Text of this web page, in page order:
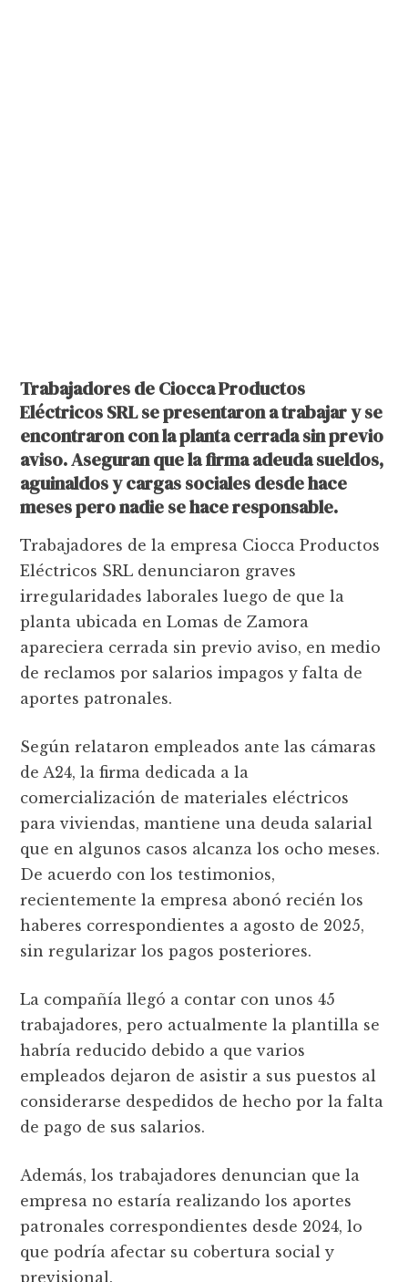
Trabajadores de Ciocca Productos
Eléctricos SRL se presentaron a trabajar y se
encontraron con la planta cerrada sin previo
aviso. Aseguran que la firma adeuda sueldos,
aguinaldos y cargas sociales desde hace
meses pero nadie se hace responsable.
Trabajadores de la empresa Ciocca Productos
Eléctricos SRL denunciaron graves
irregularidades laborales luego de que la
planta ubicada en Lomas de Zamora
apareciera cerrada sin previo aviso, en medio
de reclamos por salarios impagos y falta de
aportes patronales.
Según relataron empleados ante las cámaras
de A24, la firma dedicada a la
comercialización de materiales eléctricos
para viviendas, mantiene una deuda salarial
que en algunos casos alcanza los ocho meses.
De acuerdo con los testimonios,
recientemente la empresa abonó recién los
haberes correspondientes a agosto de 2025,
sin regularizar los pagos posteriores.
La compañía llegó a contar con unos 45
trabajadores, pero actualmente la plantilla se
habría reducido debido a que varios
empleados dejaron de asistir a sus puestos al
considerarse despedidos de hecho por la falta
de pago de sus salarios.
Además, los trabajadores denuncian que la
empresa no estaría realizando los aportes
patronales correspondientes desde 2024, lo
que podría afectar su cobertura social y
previsional.